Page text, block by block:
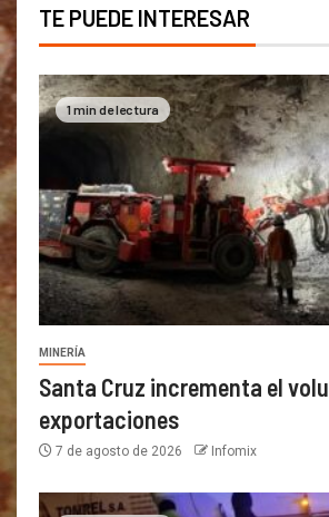
TE PUEDE INTERESAR
1 min de lectura
MINERÍA
Santa Cruz incrementa el
exportaciones
7 de agosto de 2026 Infomix